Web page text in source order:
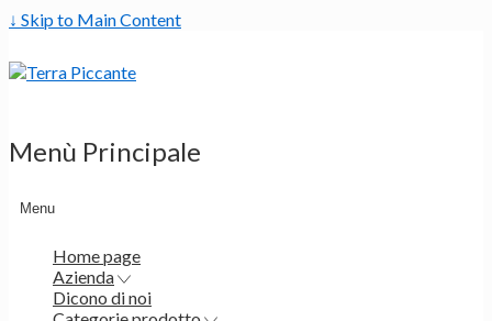
↓ Skip to Main Content
Menù Principale
Menu
Home page
Azienda
Dicono di noi